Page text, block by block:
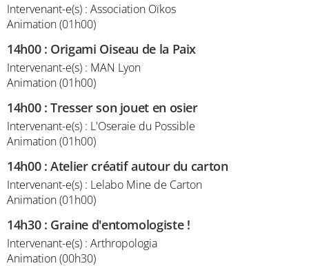
Intervenant-e(s) : Association Oïkos
Animation (01h00)
14h00: Origami Oiseau de la Paix
Intervenant-e(s) : MAN Lyon
Animation (01h00)
14h00:Tresser son jouet en osier
Intervenant-e(s) : L'Oseraie du Possible
Animation (01h00)
14h00:Atelier créatif autour du carton
Intervenant-e(s) : Lelabo Mine de Carton
Animation (01h00)
14h30: Graine d'entomologiste !
Intervenant-e(s) : Arthropologia
Animation (00h30)